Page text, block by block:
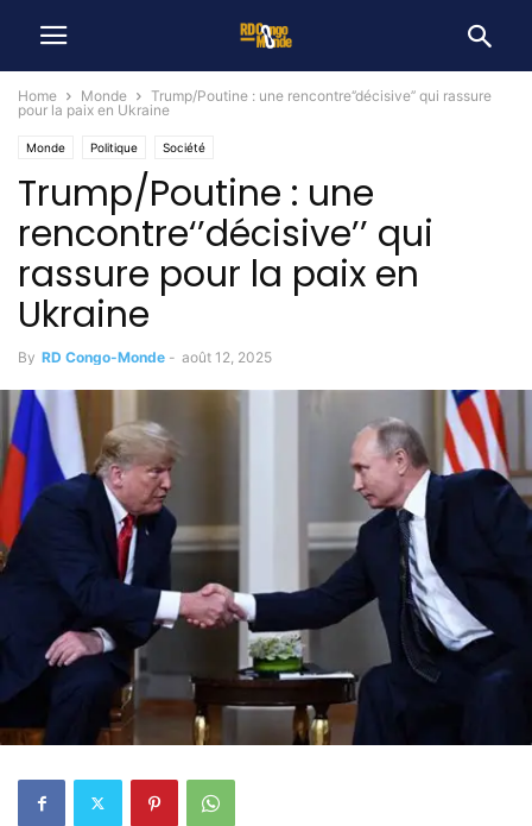
Home Monde
Trump/Poutine : une rencontre‘’décisive’’ qui rassure
pour la paix en Ukraine
Monde Politique Société
Trump/Poutine : une
rencontre‘’décisive’’ qui
rassure pour la paix en
Ukraine
By RD Congo-Monde - août 12, 2025